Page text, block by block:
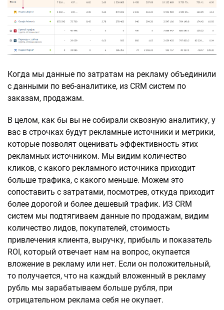
Когда мы данные по затратам на рекламу объединили
с данными по веб-аналитике, из CRM систем по
заказам, продажам.
В целом, как бы вы не собирали сквозную аналитику, у
вас в строчках будут рекламные источники и метрики,
которые позволят оценивать эффективность этих
рекламных источником. Мы видим количество
кликов, с какого рекламного источника приходит
больше трафика, с какого меньше. Можем это
сопоставить с затратами, посмотрев, откуда приходит
более дорогой и более дешевый трафик. ИЗ CRM
систем мы подтягиваем данные по продажам, видим
количество лидов, покупателей, стоимость
привлечения клиента, выручку, прибыль и показатель
ROI, который отвечает нам на вопрос, окупается
вложение в рекламу или нет. Если он положительный,
то получается, что на каждый вложенный в рекламу
рубль мы зарабатываем больше рубля, при
отрицательном реклама себя не окупает.